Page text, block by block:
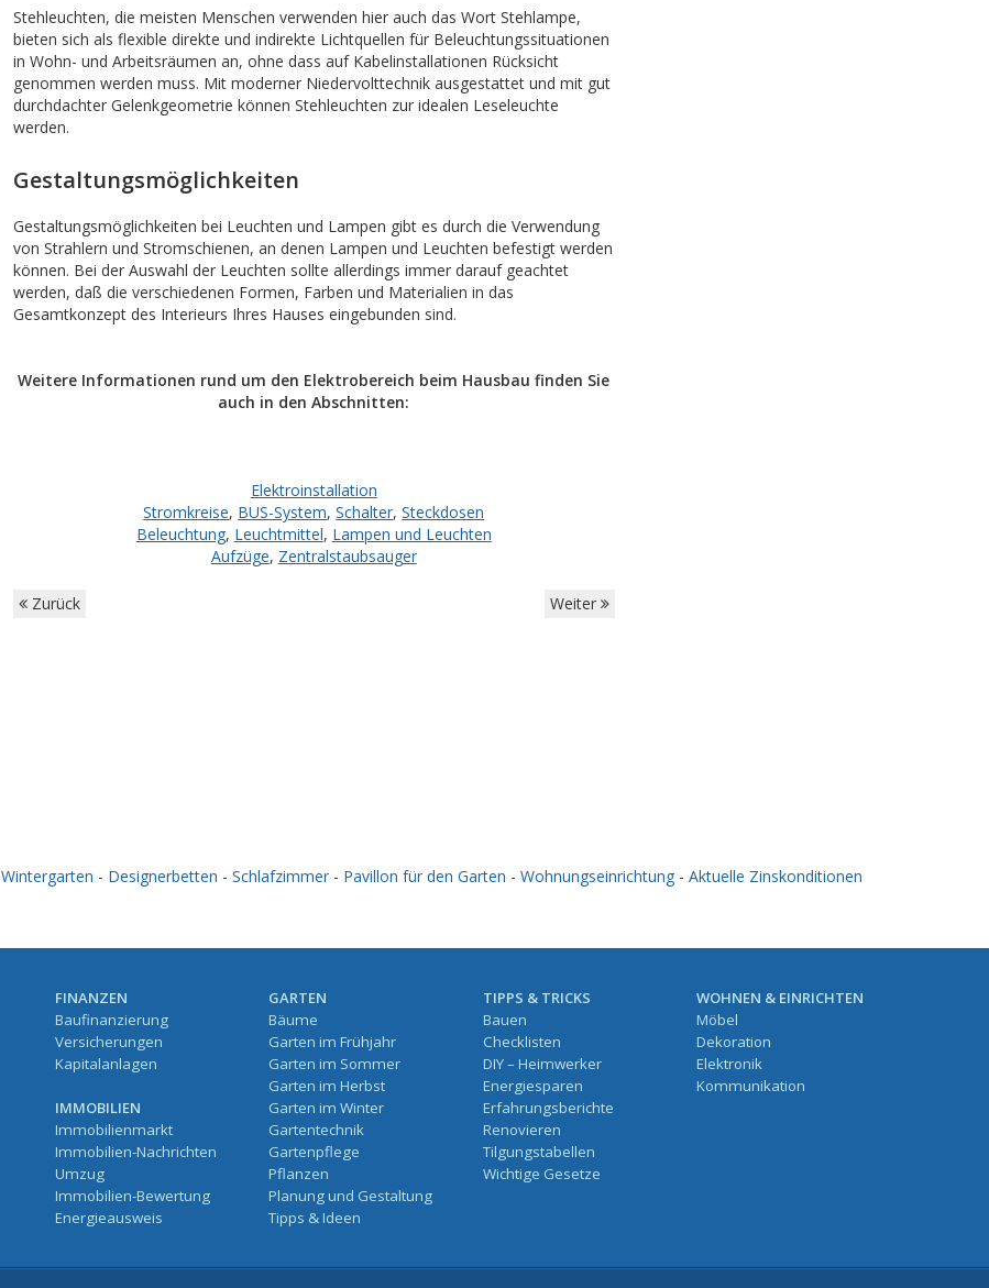
Stehleuchten, die meisten Menschen verwenden hier auch das Wort Stehlampe,
bieten sich als flexible direkte und indirekte Lichtquellen für Beleuchtungssituationen
in Wohn- und Arbeitsräumen an, ohne dass auf Kabelinstallationen Rücksicht
genommen werden muss. Mit moderner Niedervolttechnik ausgestattet und mit gut
durchdachter Gelenkgeometrie können Stehleuchten zur idealen Leseleuchte
werden.
Gestaltungsmöglichkeiten
Gestaltungsmöglichkeiten bei Leuchten und Lampen gibt es durch die Verwendung
von Strahlern und Stromschienen, an denen Lampen und Leuchten befestigt werden
können. Bei der Auswahl der Leuchten sollte allerdings immer darauf geachtet
werden, daß die verschiedenen Formen, Farben und Materialien in das
Gesamtkonzept des Interieurs Ihres Hauses eingebunden sind.
Weitere Informationen rund um den Elektrobereich beim Hausbau finden Sie
auch in den Abschnitten:
Elektroinstallation
Stromkreise, BUS-System,Schalter,Steckdosen
Beleuchtung, Leuchtmittel, Lampen und Leuchten
Aufzüge, Zentralstaubsauger
Zurück Weiter
Wintergarten - Designerbetten - Schlafzimmer - Pavillon für den Garten - Wohnungseinrichtung - Aktuelle Zinskonditionen
FINANZEN
Baufinanzierung
Versicherungen
Kapitalanlagen
IMMOBILIEN
Immobilienmarkt
Immobilien-Nachrichten
Umzug
Immobilien-Bewertung
Energieausweis
GARTEN
Bäume
Garten im Frühjahr
Garten im Sommer
Garten im Herbst
Garten im Winter
Gartentechnik
Gartenpflege
Pflanzen
Planung und Gestaltung
Tipps & Ideen
TIPPS & TRICKS
Bauen
Checklisten
DIY – Heimwerker
Energiesparen
Erfahrungsberichte
Renovieren
Tilgungstabellen
Wichtige Gesetze
WOHNEN & EINRICHTEN
Möbel
Dekoration
Elektronik
Kommunikation